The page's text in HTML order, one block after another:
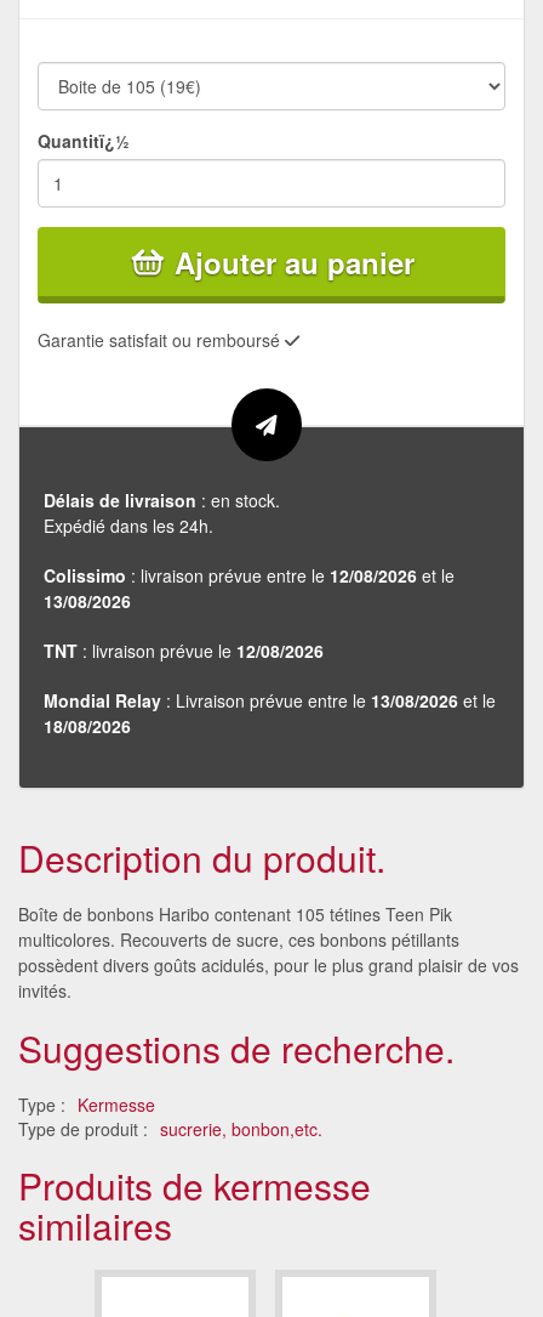
Quantitï¿½
Ajouter au panier
Garantie satisfait ou remboursé
Délais de livraison : en stock.
Expédié dans les 24h.
Colissimo : livraison prévue entre le 12/08/2026 et le
13/08/2026
TNT : livraison prévue le 12/08/2026
Mondial Relay : Livraison prévue entre le 13/08/2026 et le
18/08/2026
Description du produit.
Boîte de bonbons Haribo contenant 105 tétines Teen Pik
multicolores. Recouverts de sucre, ces bonbons pétillants
possèdent divers goûts acidulés, pour le plus grand plaisir de vos
invités.
Suggestions de recherche.
Type : Kermesse
Type de produit : sucrerie, bonbon,etc.
Produits de kermesse
similaires